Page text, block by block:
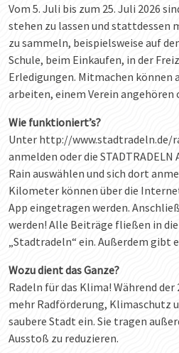
Vom 5. Juli bis zum 25. Juli 2026
stehen zu lassen und stattdessen
zu sammeln, beispielsweise auf
Schule, beim Einkaufen, in der
Erledigungen. Mitmachen können
arbeiten, einem Verein angehören
Wie funktioniert’s?
Unter http://www.stadtradeln.de/
anmelden oder die
Rain auswählen und sich dort
Kilometer können über die
App eingetragen werden.
werden! Alle Beiträge fließen in
„Stadtradeln“ ein. Außerdem gibt
Wozu dient das Ganze?
Radeln für das Klima! Während der
mehr Radförderung, Klimaschutz
saubere Stadt ein. Sie tragen
Ausstoß zu reduzieren.